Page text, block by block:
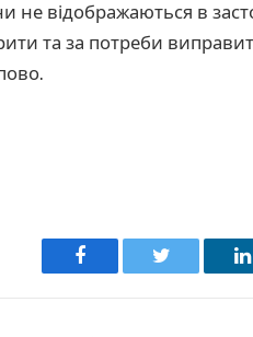
не відображаються в
та за потреби
Facebook Twitter